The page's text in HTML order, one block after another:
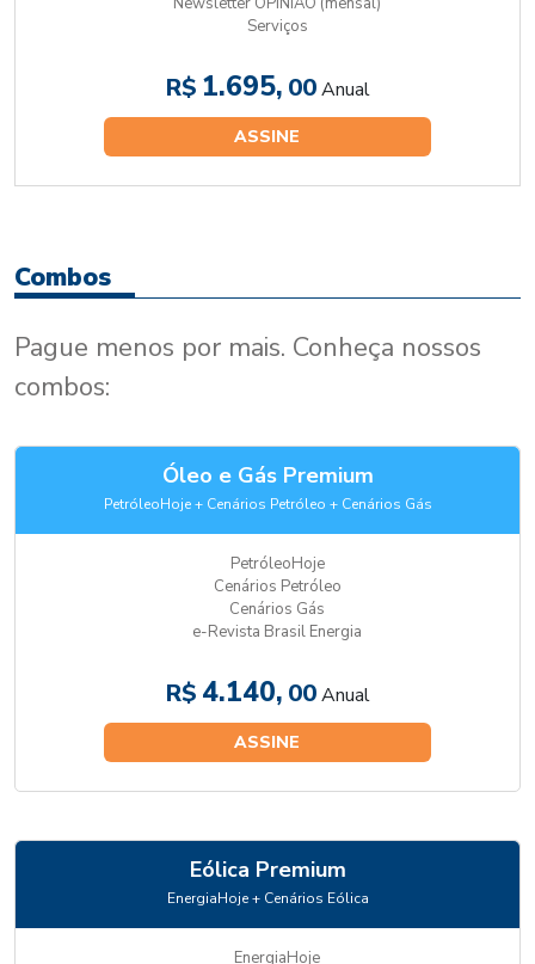
Serviços
R$ 1.695, 00 Anual
ASSINE
Combos
Pague menos por mais. Conheça nossos
combos:
Óleo e Gás Premium
PetróleoHoje + Cenários Petróleo + Cenários Gás
PetróleoHoje
Cenários Petróleo
Cenários Gás
e-Revista Brasil Energia
R$ 4.140, 00 Anual
ASSINE
Eólica Premium
EnergiaHoje + Cenários Eólica
EnergiaHoje